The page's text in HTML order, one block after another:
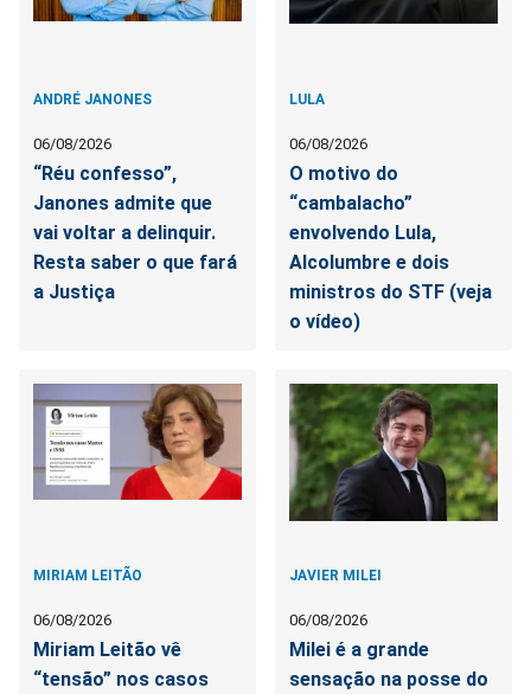
ANDRÉ JANONES
06/08/2026
“Réu confesso”,
Janones admite que
vai voltar a delinquir.
Resta saber o que fará
a Justiça
LULA
06/08/2026
O motivo do
“cambalacho”
envolvendo Lula,
Alcolumbre e dois
ministros do STF (veja
o vídeo)
MIRIAM LEITÃO
06/08/2026
Miriam Leitão vê
“tensão” nos casos
JAVIER MILEI
06/08/2026
Milei é a grande
sensação na posse do